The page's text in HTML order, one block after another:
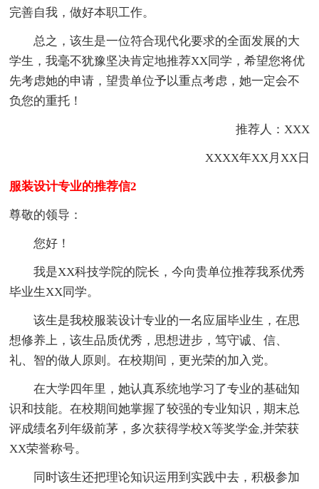
完善自我，做好本职工作。
总之，该生是一位符合现代化要求的全面发展的大
学生，我毫不犹豫坚决肯定地推荐XX同学，希望您将优
先考虑她的申请，望贵单位予以重点考虑，她一定会不
负您的重托！
推荐人：XXX
XXXX年XX月XX日
服装设计专业的推荐信2
尊敬的领导：
您好！
我是XX科技学院的院长，今向贵单位推荐我系优秀
毕业生XX同学。
该生是我校服装设计专业的一名应届毕业生，在思
想修养上，该生品质优秀，思想进步，笃守诚、信、
礼、智的做人原则。在校期间，更光荣的加入党。
在大学四年里，她认真系统地学习了专业的基础知
识和技能。在校期间她掌握了较强的专业知识，期末总
评成绩名列年级前茅，多次获得学校X等奖学金,并荣获
XX荣誉称号。
同时该生还把理论知识运用到实践中去，积极参加